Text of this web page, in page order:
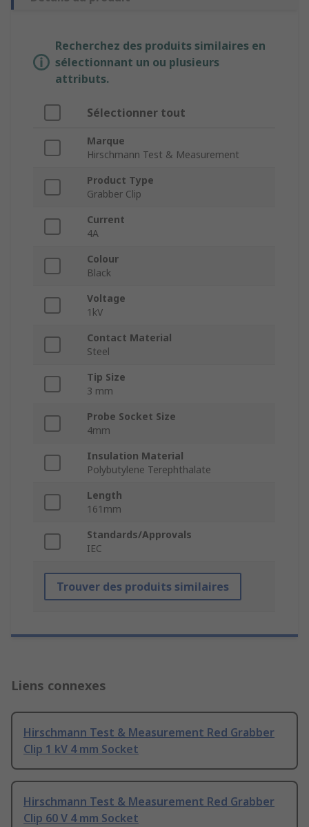
Recherchez des produits similaires en
sélectionnant un ou plusieurs
attributs.
Sélectionner tout
Marque
Hirschmann Test & Measurement
Product Type
Grabber Clip
Current
4A
Colour
Black
Voltage
1kV
Contact Material
Steel
Tip Size
3 mm
Probe Socket Size
4mm
Insulation Material
Polybutylene Terephthalate
Length
161mm
Standards/Approvals
IEC
Trouver des produits similaires
Liens connexes
Hirschmann Test & Measurement Red Grabber
Clip 1 kV 4 mm Socket
Hirschmann Test & Measurement Red Grabber
Clip 60 V 4 mm Socket